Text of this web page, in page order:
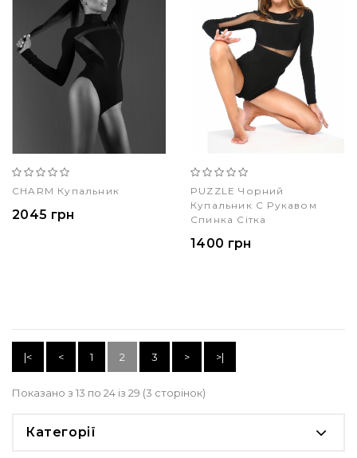
CHARM Купальник
2045 грн
PUZZLE Чорний
Купальник С Рукавом
Спинка Сітка
1400 грн
|< < 1 2 3 > >|
Показано з 13 по 24 із 29 (3 сторінок)
Категорії